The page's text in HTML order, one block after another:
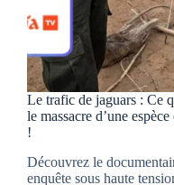
Le trafic de jaguars : Ce
le massacre d’une
!
Découvrez le
enquête sous haute